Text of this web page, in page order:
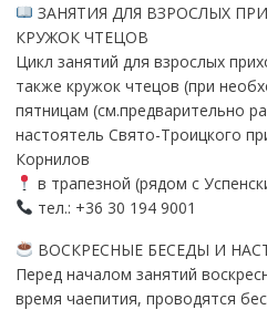
ЗАНЯТИЯ ДЛЯ ВЗРОСЛЫХ
КРУЖОК ЧТЕЦОВ
Цикл занятий для взрослых
также кружок чтецов (при
пятницам (см.предварительно
настоятель Свято-Троицкого
Корнилов
в трапезной (рядом с
тел.: +36 30 194 9001
ВОСКРЕСНЫЕ БЕСЕДЫ И
Перед началом занятий
время чаепития, проводятся